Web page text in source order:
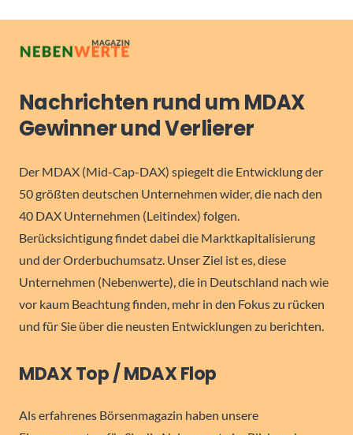
Nachrichten rund um MDAX
Gewinner und Verlierer
Der MDAX (Mid-Cap-DAX) spiegelt die Entwicklung der
50 größten deutschen Unternehmen wider, die nach den
40 DAX Unternehmen (Leitindex) folgen.
Berücksichtigung findet dabei die Marktkapitalisierung
und der Orderbuchumsatz. Unser Ziel ist es, diese
Unternehmen (Nebenwerte), die in Deutschland nach wie
vor kaum Beachtung finden, mehr in den Fokus zu rücken
und für Sie über die neusten Entwicklungen zu berichten.
MDAX Top / MDAX Flop
Als erfahrenes Börsenmagazin haben unsere